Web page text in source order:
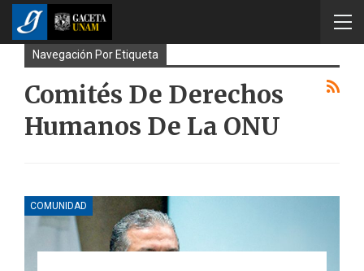
Navegación Por Etiqueta
Comités De Derechos
Humanos De La ONU
COMUNIDAD